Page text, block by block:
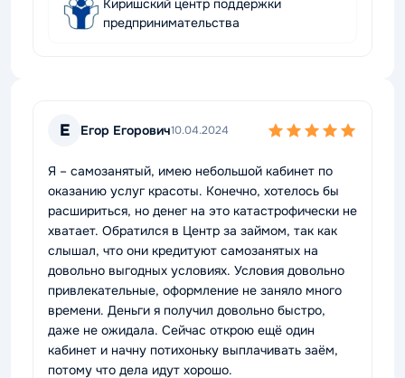
Киришский центр поддержки
предпринимательства
Е Егор Егорович10.04.2024
Я – самозанятый, имею небольшой кабинет по
оказанию услуг красоты. Конечно, хотелось бы
расшириться, но денег на это катастрофически не
хватает. Обратился в Центр за займом, так как
слышал, что они кредитуют самозанятых на
довольно выгодных условиях. Условия довольно
привлекательные, оформление не заняло много
времени. Деньги я получил довольно быстро,
даже не ожидала. Сейчас открою ещё один
кабинет и начну потихоньку выплачивать заём,
потому что дела идут хорошо.